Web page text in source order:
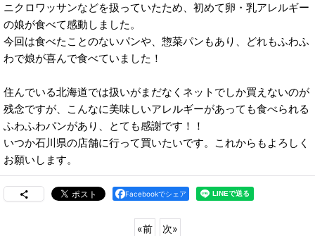
ニクロワッサンなどを扱っていたため、初めて卵・乳アレルギー
の娘が食べて感動しました。
今回は食べたことのないパンや、惣菜パンもあり、どれもふわふ
わで娘が喜んで食べていました！
住んでいる北海道では扱いがまだなくネットでしか買えないのが
残念ですが、こんなに美味しいアレルギーがあっても食べられる
ふわふわパンがあり、とても感謝です！！
いつか石川県の店舗に行って買いたいです。これからもよろしく
お願いします。
Facebookでシェア
«前 次»